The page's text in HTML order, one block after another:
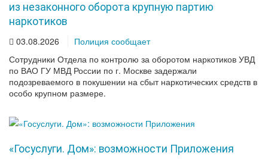
из незаконного оборота крупную партию
наркотиков
03.08.2026
Полиция сообщает
Сотрудники Отдела по контролю за оборотом наркотиков УВД
по ВАО ГУ МВД России по г. Москве задержали
подозреваемого в покушении на сбыт наркотических средств в
особо крупном размере.
«Госуслуги. Дом»: возможности Приложения